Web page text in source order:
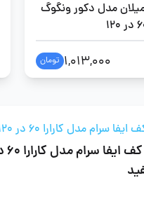
مدل دکور ونگوگ
1,013,000 تومان
سرام مدل کارارا 60 در 120
سرام مدل کارارا 60 در 120